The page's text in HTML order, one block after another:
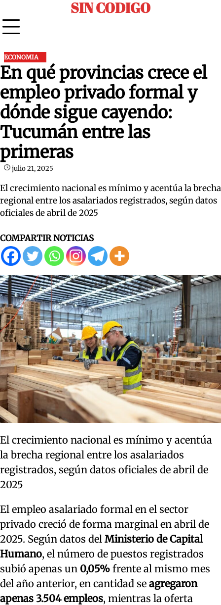
to
content
SIN CODIGO
ECONOMIA
En qué provincias crece el
empleo privado formal y
dónde sigue cayendo:
Tucumán entre las
primeras
julio 21, 2025
El crecimiento nacional es mínimo y acentúa la brecha
regional entre los asalariados registrados, según datos
oficiales de abril de 2025
COMPARTIR NOTICIAS
El crecimiento nacional es mínimo y acentúa
la brecha regional entre los asalariados
registrados, según datos oficiales de abril de
2025
El empleo asalariado formal en el sector
privado creció de forma marginal en abril de
2025. Según datos del Ministerio de Capital
Humano, el número de puestos registrados
subió apenas un 0,05% frente al mismo mes
del año anterior, en cantidad se agregaron
apenas 3.504 empleos, mientras la oferta